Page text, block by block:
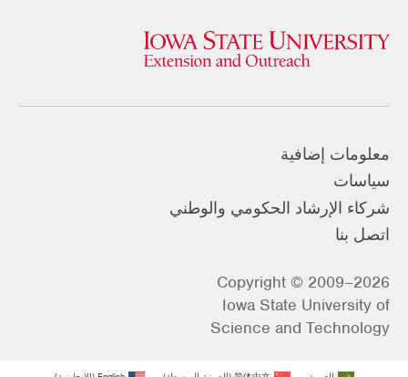
معلومات إضافية
سياسات
شركاء الإرشاد الحكومي والوطني
اتصل بنا
Copyright © 2009–2026
Iowa State University of
Science and Technology